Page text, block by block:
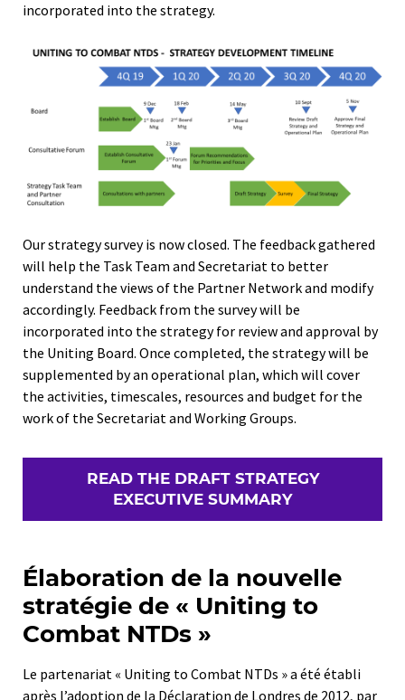
incorporated into the strategy.
Our strategy survey is now closed. The feedback gathered
will help the Task Team and Secretariat to better
understand the views of the Partner Network and modify
accordingly. Feedback from the survey will be
incorporated into the strategy for review and approval by
the Uniting Board. Once completed, the strategy will be
supplemented by an operational plan, which will cover
the activities, timescales, resources and budget for the
work of the Secretariat and Working Groups.
READ THE DRAFT STRATEGY
EXECUTIVE SUMMARY
Élaboration de la nouvelle
stratégie de « Uniting to
Combat NTDs »
Le partenariat « Uniting to Combat NTDs » a été établi
après l’adoption de la Déclaration de Londres de 2012, par